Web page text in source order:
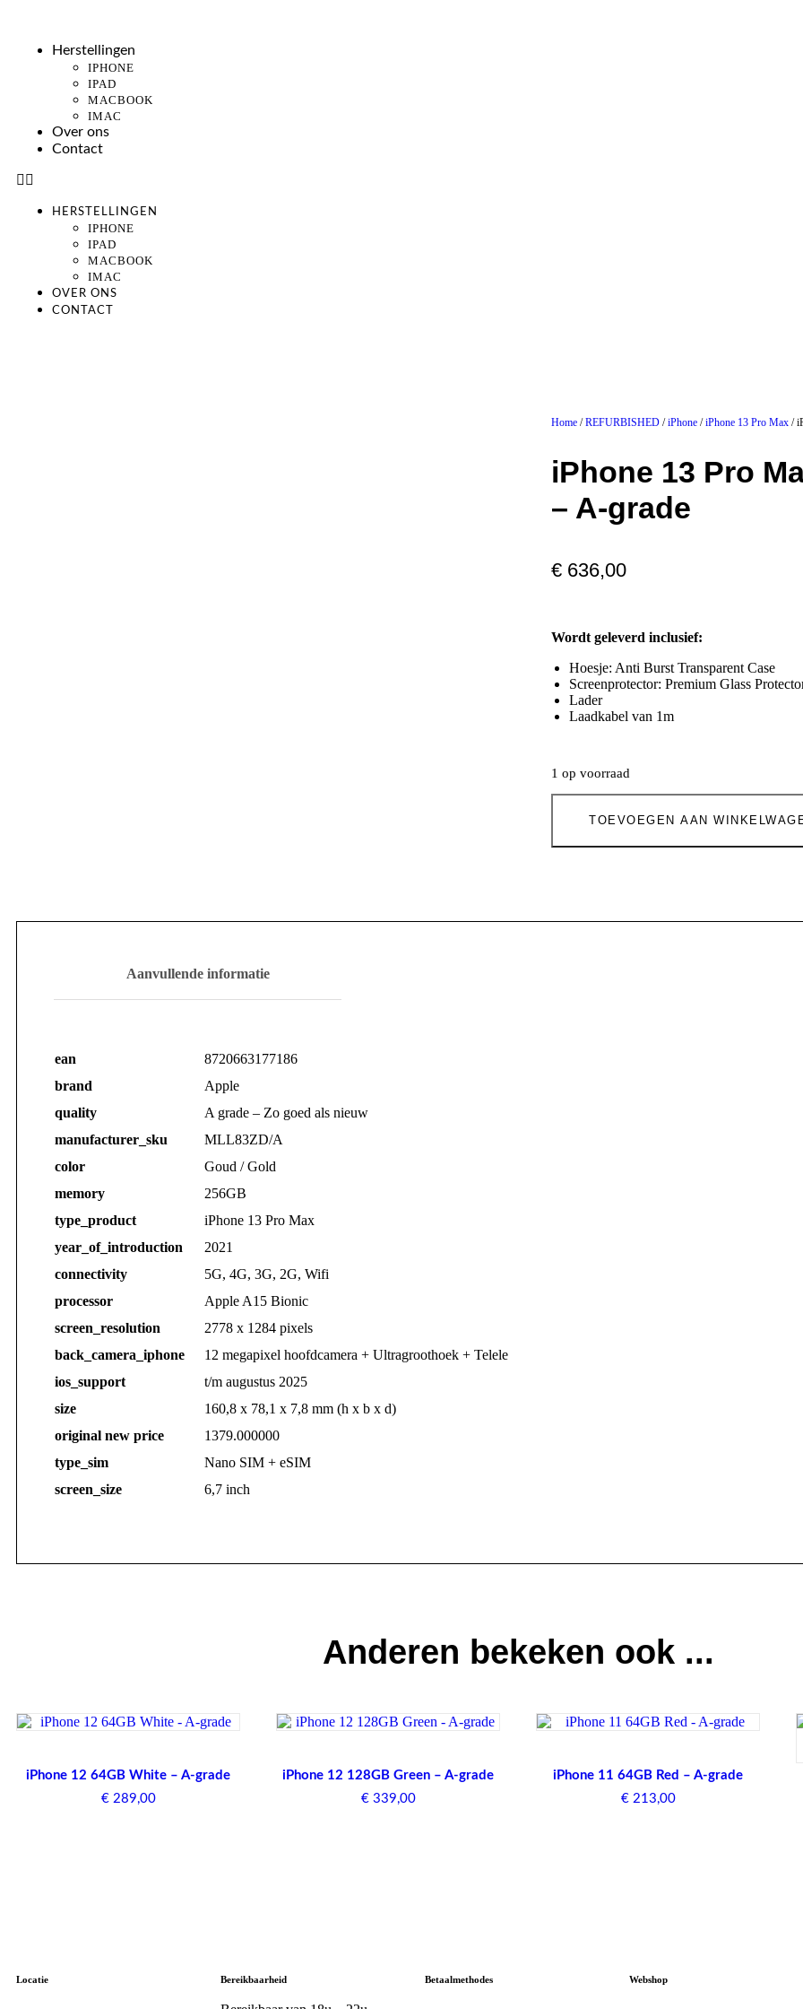
Herstellingen
IPHONE
IPAD
MACBOOK
IMAC
Over ons
Contact
HERSTELLINGEN
IPHONE
IPAD
MACBOOK
IMAC
OVER ONS
CONTACT
Home /REFURBISHED /iPhone /iPhone 13 Pro Max /
iPhone 13 Pro
– A-grade
€ 636,00
Wordt geleverd inclusief:
Hoesje: Anti Burst Transparent Case
Screenprotector: Premium Glass
Lader
Laadkabel van 1m
1 op voorraad
TOEVOEGEN AAN
Aanvullende informatie
ean
8720663177186
brand
Apple
quality
A grade – Zo goed als nieuw
manufacturer_sku
MLL83ZD/A
color
Goud / Gold
memory
256GB
type_product
iPhone 13 Pro Max
year_of_introduction
2021
connectivity
5G, 4G, 3G, 2G, Wifi
processor
Apple A15 Bionic
screen_resolution
2778 x 1284 pixels
back_camera_iphone
12 megapixel hoofdcamera + Ultragroothoek + Telele
ios_support
t/m augustus 2025
size
160,8 x 78,1 x 7,8 mm (h x b x d)
original new price
1379.000000
type_sim
Nano SIM + eSIM
screen_size
6,7 inch
Anderen bekeken ook ...
iPhone 12 64GB White – A-grade
€289,00
iPhone 12 128GB Green – A-grade
€339,00
iPhone 11 64GB Red – A-grade
€213,00
Locatie Bereikbaarheid Betaalmethodes Webshop